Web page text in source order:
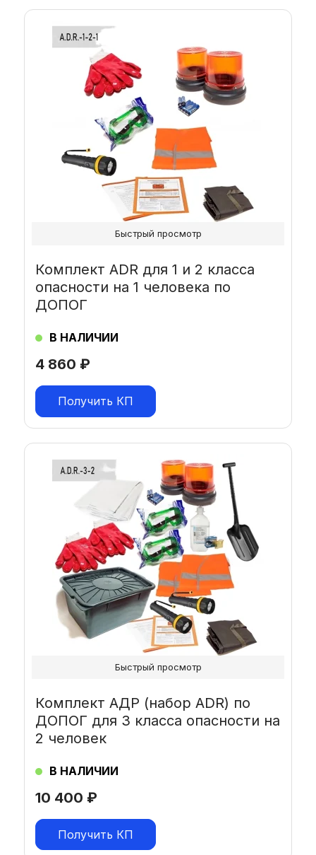
4 860 ₽
Комплект ADR для 1 и 2 класса
опасности на 1 человека по
ДОПОГ
В НАЛИЧИИ
Получить КП
Быстрый просмотр
10 400 ₽
Комплект АДР (набор ADR) по
ДОПОГ для 3 класса опасности на
2 человек
В НАЛИЧИИ
Получить КП
Быстрый просмотр